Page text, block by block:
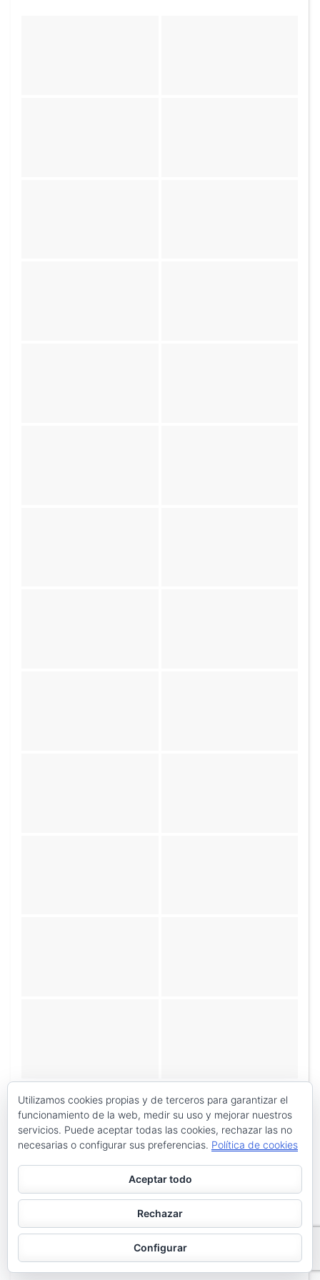
de
Utilizamos cookies propias y de terceros para garantizar el
funcionamiento de la web, medir su uso y mejorar nuestros
servicios. Puede aceptar todas las cookies, rechazar las no
necesarias o configurar sus preferencias. Política de cookies
Aceptar todo
Rechazar
Configurar